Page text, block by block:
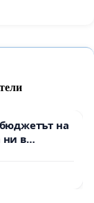
на
ни в